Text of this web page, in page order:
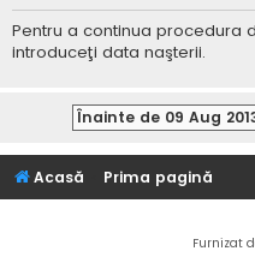
Pentru a continua procedura
introduceţi data naşterii.
Acasă Prima pagină
Furnizat